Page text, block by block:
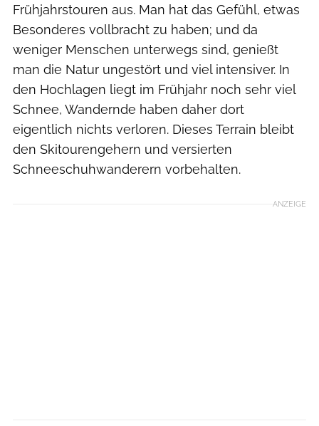
Frühjahrstouren aus. Man hat das Gefühl, etwas
Besonderes vollbracht zu haben; und da
weniger Menschen unterwegs sind, genießt
man die Natur ungestört und viel intensiver. In
den Hochlagen liegt im Frühjahr noch sehr viel
Schnee, Wandernde haben daher dort
eigentlich nichts verloren. Dieses Terrain bleibt
den Skitourengehern und versierten
Schneeschuhwanderern vorbehalten.
ANZEIGE